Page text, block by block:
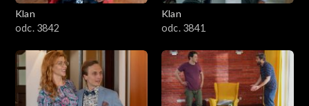
Klan
odc. 3842
Klan
odc. 3841